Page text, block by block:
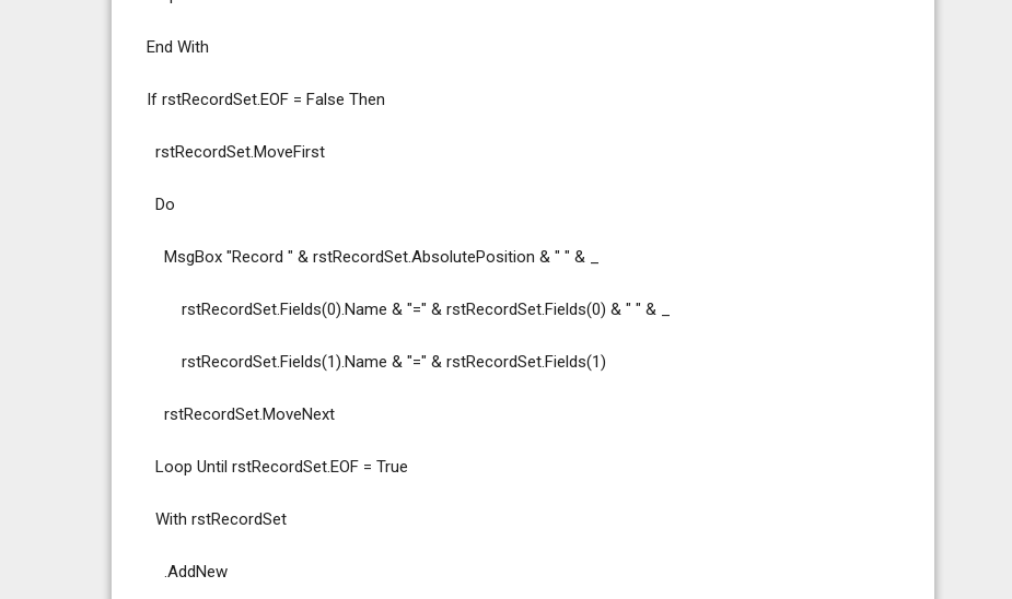
End With
If rstRecordSet.EOF = False Then
rstRecordSet.MoveFirst
Do
MsgBox "Record " & rstRecordSet.AbsolutePosition & " " & _
rstRecordSet.Fields(0).Name & "=" & rstRecordSet.Fields(0) & " " & _
rstRecordSet.Fields(1).Name & "=" & rstRecordSet.Fields(1)
rstRecordSet.MoveNext
Loop Until rstRecordSet.EOF = True
With rstRecordSet
.AddNew